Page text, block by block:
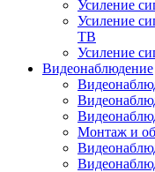
Усиление
Усиление
ТВ
Усиление
Видеонаблюдение
Монтаж и